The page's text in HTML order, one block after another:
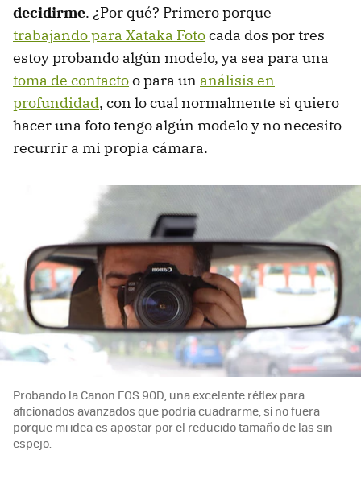
decidirme. ¿Por qué? Primero porque
trabajando para Xataka Fotocada dos por tres
estoy probando algún modelo, ya sea para una
toma de contactoo para un análisis en
profundidad, con lo cual normalmente si quiero
hacer una foto tengo algún modelo y no necesito
recurrir a mi propia cámara.
Probando la Canon EOS 90D, una excelente réflex para
aficionados avanzados que podría cuadrarme, si no fuera
porque mi idea es apostar por el reducido tamaño de las sin
espejo.